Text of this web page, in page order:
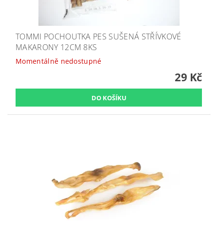
TOMMI POCHOUTKA PES SUŠENÁ STŘÍVKOVÉ
MAKARONY 12CM 8KS
Momentálně nedostupné
29 Kč